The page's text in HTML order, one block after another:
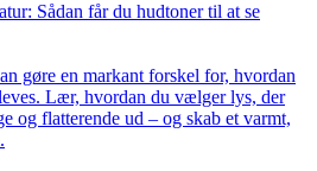
Sådan får du hudtoner til at se
gøre en markant forskel for, hvordan
Lær, hvordan du vælger lys, der
og flatterende ud – og skab et varmt,